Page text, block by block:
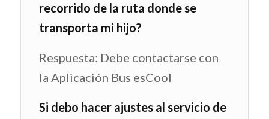
recorrido de la ruta donde se
transporta mi hijo?
Respuesta: Debe contactarse con
la Aplicación Bus esCool
Si debo hacer ajustes al servicio de